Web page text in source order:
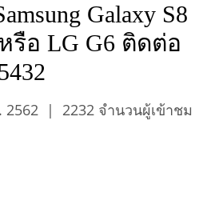
Galaxy S8
รือ LG G6 ติดต่อ
2562 |
2232 จำนวนผู้เข้าชม